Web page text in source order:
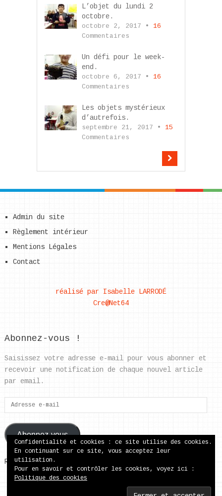
L’objet du lundi 2
octobre.
octobre 2, 2017 • 16
Commentaires
Un défi pour le week-
end.
octobre 6, 2017 • 16
Commentaires
Les objets mystérieux
d’autrefois.
septembre 21, 2017 • 15
Commentaires
Admin du site
Règlement intérieur
Mentions Légales
Contact
réalisé par Isabelle LARRODÉ
Cre@Net64
Abonnez-vous !
Saisissez votre adresse e-mail pour vous abonner et
recevoir une notification de chaque nouvel article
par email.
Adresse
e-
mail
Abonnez-vous
Rejoignez les 37 autres abonnés
Copyright © 2026.
Confidentialité et cookies : ce site utilise des cookies.
En continuant sur ce site, vous acceptez leur
utilisation.
Pour en savoir et contrôler les cookies, voyez ici :
Politique des cookies